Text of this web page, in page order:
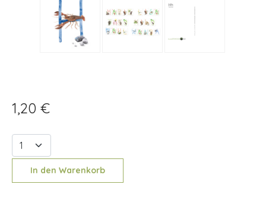
1,20 €
In den Warenkorb